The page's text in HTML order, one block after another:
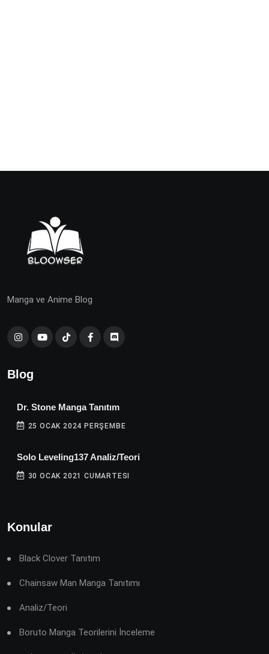
Manga ve Anime Blog
Blog
Dr. Stone Manga Tanıtım
25 OCAK 2024 PERŞEMBE
Solo Leveling137 Analiz/Teori
30 OCAK 2021 CUMARTESI
Konular
Black Clover Tanıtım
Chainsaw Man Manga Tanıtımı
Analiz/Teori
Boruto Manga Teorilerini İnceleme